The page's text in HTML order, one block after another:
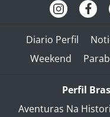
Diario Perfil
Weekend
Perfil
Aventuras Na